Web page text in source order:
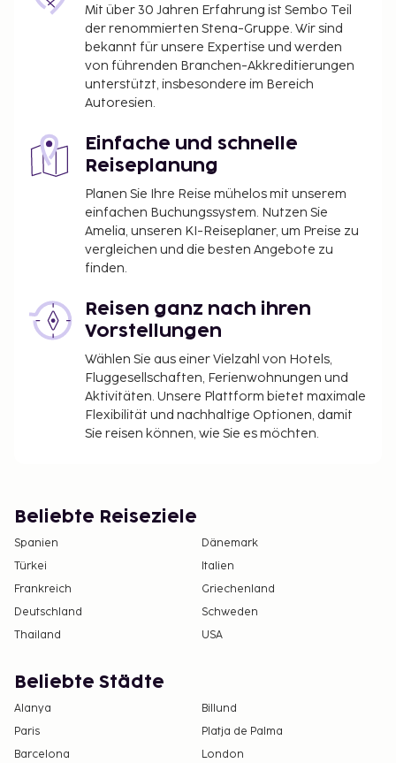
Mit über 30 Jahren Erfahrung ist Sembo Teil
der renommierten Stena-Gruppe. Wir sind
bekannt für unsere Expertise und werden
von führenden Branchen-Akkreditierungen
unterstützt, insbesondere im Bereich
Autoresien.
Einfache und schnelle
Reiseplanung
Planen Sie Ihre Reise mühelos mit unserem
einfachen Buchungssystem. Nutzen Sie
Amelia, unseren KI-Reiseplaner, um Preise zu
vergleichen und die besten Angebote zu
finden.
Reisen ganz nach ihren
Vorstellungen
Wählen Sie aus einer Vielzahl von Hotels,
Fluggesellschaften, Ferienwohnungen und
Aktivitäten. Unsere Plattform bietet maximale
Flexibilität und nachhaltige Optionen, damit
Sie reisen können, wie Sie es möchten.
Beliebte Reiseziele
Spanien
Dänemark
Türkei
Italien
Frankreich
Griechenland
Deutschland
Schweden
Thailand
USA
Beliebte Städte
Alanya
Billund
Paris
Platja de Palma
Barcelona
London